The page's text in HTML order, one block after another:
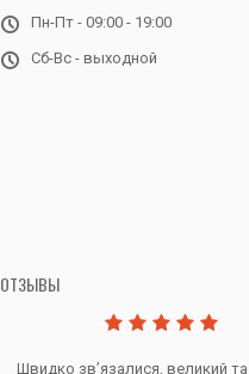
Пн-Пт - 09:00 - 19:00
Сб-Вс - выходной
ОТЗЫВЫ
Швидко звʼязалися, великий та